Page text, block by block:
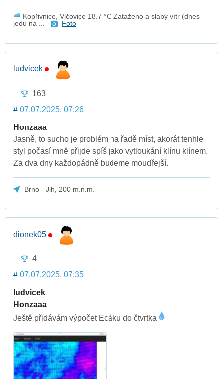
Kopřivnice, Vlčovice 18.7 °C Zataženo a slabý vítr (dnes
jedu na ...
Foto
ludvicek
163
# 07.07.2025, 07:26
Honzaaa
Jasně, to sucho je problém na řadě míst, akorát tenhle
styl počasí mně přijde spíš jako vytloukání klínu klínem.
Za dva dny každopádně budeme moudřejší.
Brno - Jih, 200 m.n.m.
dionek05
4
# 07.07.2025, 07:35
ludvicek
Honzaaa
Ještě přidávám výpočet Ecáku do čtvrtka